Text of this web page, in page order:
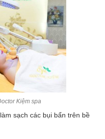
Kiệm spa
sạch các bụi bẩn trên bề